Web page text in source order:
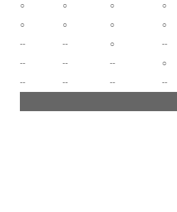
○
○
--
--
--
○
○
--
--
--
○
○
○
--
--
○
○
--
○
--